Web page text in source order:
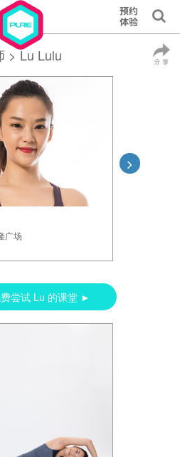
> Lu Lulu
广场
尝试 Lu 的课堂 ►